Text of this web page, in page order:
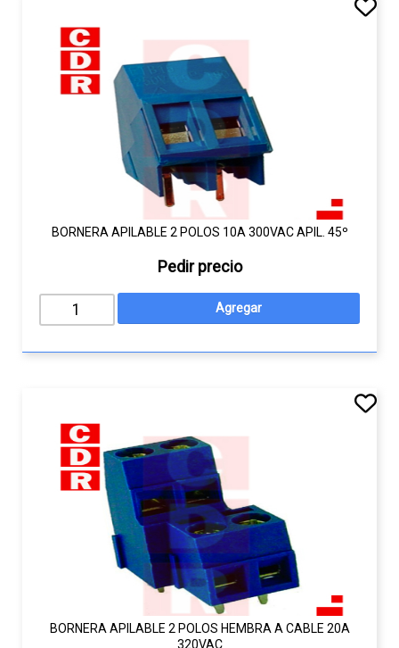
BORNERA APILABLE 2 POLOS 10A 300VAC APIL. 45º
Pedir precio
BORNERA APILABLE 2 POLOS HEMBRA A CABLE 20A
320VAC